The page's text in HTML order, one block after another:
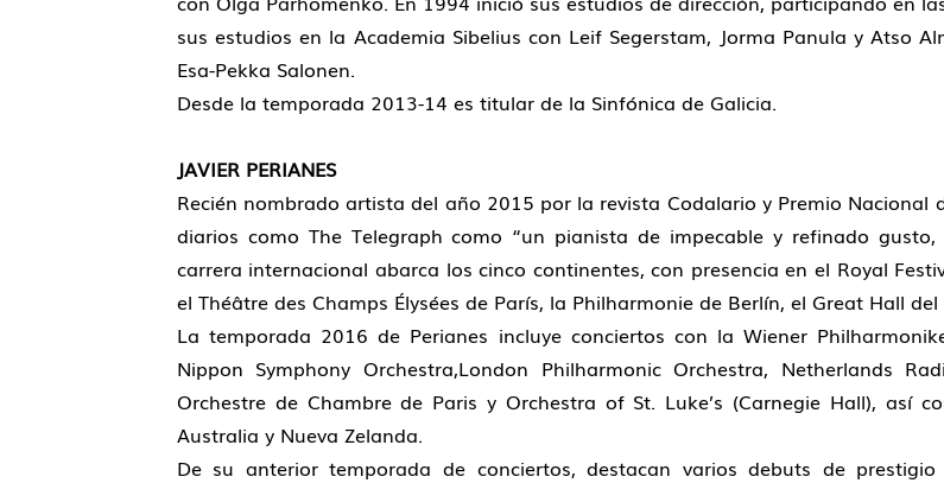
sus estudios en la Academia Sibelius con Leif Segerstam, Jorma Panula y Atso
Esa-Pekka Salonen.
Desde la temporada 2013-14 es titular de la Sinfónica de Galicia.
JAVIER PERIANES
Recién nombrado artista del año 2015 por la revista Codalario y Premio Nacional
diarios como The Telegraph como “un pianista de impecable y refinado
carrera internacional abarca los cinco continentes, con presencia en el Royal
el Théâtre des Champs Élysées de París, la Philharmonie de Berlín, el Great Hall
La temporada 2016 de Perianes incluye conciertos con la Wiener
Nippon Symphony Orchestra,London Philharmonic Orchestra, Netherlands
Orchestre de Chambre de Paris y Orchestra of St. Luke’s (Carnegie Hall), así
Australia y Nueva Zelanda.
De su anterior temporada de conciertos, destacan varios debuts de